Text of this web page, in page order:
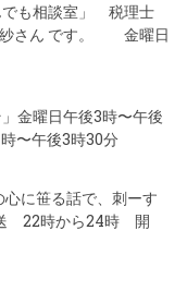
も相談室」 税理士
紗さん です。 金曜日
金曜日午後3時〜午後
午後3時30分
心に笹る話で、刺ーす
送 22時から24時 開